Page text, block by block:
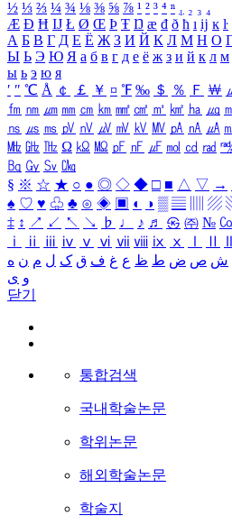
½ ⅓ ⅔ ¼ ¾ ⅛ ⅜ ⅝ ⅞ ¹ ² ³ ⁴ ⁿ ₁ ₂ ₃ ₄
Æ Ð Ħ Ĳ Ł Ø Œ Þ Ŧ Ŋ æ đ ð ħ ı ĳ ĸ ŀ
А Б В Г Д Е Ё Ж З И Й К Л М Н О
Ы Ь Э Ю Я а б в г д е ё ж з и й к л м
ы ь э ю я
′ ″ ℃ Å ￠ ￡ ￥ ¤ ℉ ‰ ＄ ％ Ｆ ￦
㎙ ㎚ ㎛ ㎜ ㎝ ㎞ ㎟ ㎠ ㎡ ㎢ ㏊ ㎍
㎱ ㎲ ㎳ ㎴ ㎵ ㎶ ㎷ ㎸ ㎹ ㎀ ㎁ ㎂
㎒ ㎓ ㎔ Ω ㏀ ㏁ ㎊ ㎋ ㎌ ㏖ ㏅ ㎭
㏃ ㏉ ㏜ ㏆
§ ※ ☆ ★ ○ ● ◎ ◇ ◆ □ ■ △ ▽ →
♠ ♡ ♥ ♧ ♣ ⊙ ◈ ▣ ◐ ◑ ▒ ▤ ▨
‡ ↕ ↗ ↙ ↖ ↘ ♭ ♩ ♪ ♬ ㉿ ㈜ № ㏇
ⅰ
ⅱ ⅲ ⅳ ⅴ ⅵ ⅶ ⅷ ⅸ ⅹ
ش ص ض ط ظ ع غ ف ق ک ل م ن ه
و ی
닫기
통합검색
국내학술논문
학위논문
해외학술논문
학술지